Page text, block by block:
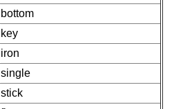
bottom
key
iron
single
stick